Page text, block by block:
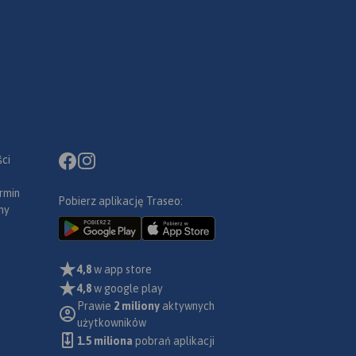
Pobierz aplikację Traseo:
4,8w app store
4,8w google play
Prawie 2 miliony aktywnych
użytkowników
1.5 miliona pobrań aplikacji